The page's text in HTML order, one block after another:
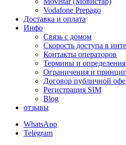
Vodafone Prepago
Доставка и оплата
Инфо
Связь с домом
Скорость доступа в
Контакты операторов
Термины и определения
Ограничения и
Договор публичной
Регистрация SIM
Blog
отзывы
WhatsApp
Telegram